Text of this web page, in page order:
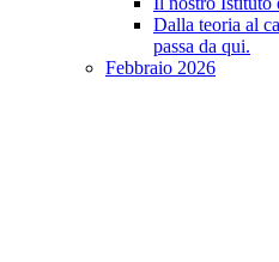
Dalla teoria al
passa da qui.
Febbraio 2026